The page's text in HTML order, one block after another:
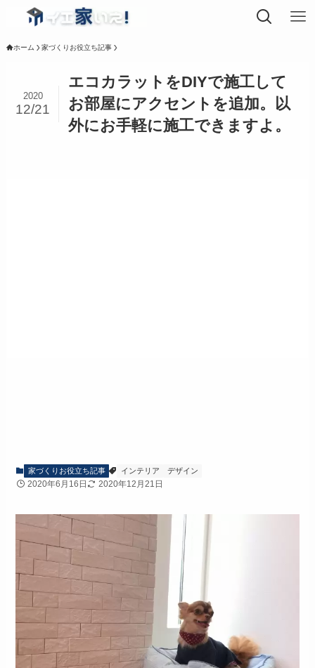
ホーム 家づくりお役立ち記事
エコカラットをDIYで施工して
お部屋にアクセントを追加。以
外にお手軽に施工できますよ。
2020
12/21
家づくりお役立ち記事 インテリア デザイン
2020年6月16日 2020年12月21日